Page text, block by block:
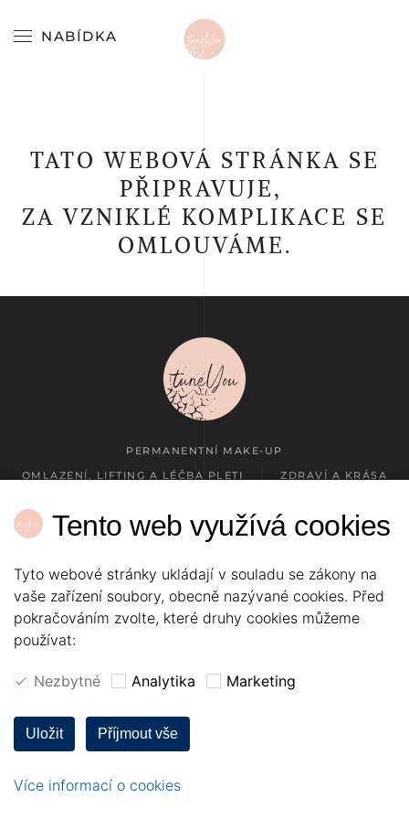
Skip to main content
NABÍDKA
TATO WEBOVÁ STRÁNKA SE
PŘIPRAVUJE,
ZA VZNIKLÉ KOMPLIKACE SE
OMLOUVÁME.
PERMANENTNÍ MAKE-UP
OMLAZENÍ, LIFTING A LÉČBA PLETI
ZDRAVÍ A KRÁSA
NASTAVENÍ COOKIES
by Radka Werner
Tento web využívá cookies
Tyto webové stránky ukládají v souladu se zákony na
vaše zařízení soubory, obecně nazývané cookies. Před
pokračováním zvolte, které druhy cookies můžeme
používat:
Nezbytné Analytika Marketing
Uložit Příjmout vše
Více informací o cookies